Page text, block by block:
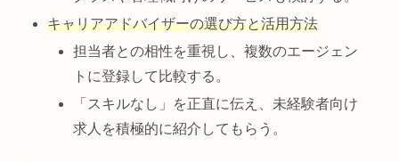
キャリアアドバイザーの選び方と活用方法
担当者との相性を重視し、複数のエージェン
トに登録して比較する。
「スキルなし」を正直に伝え、未経験者向け
求人を積極的に紹介してもらう。